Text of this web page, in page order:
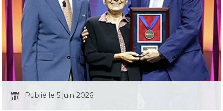
Publié le 5 juin 2026